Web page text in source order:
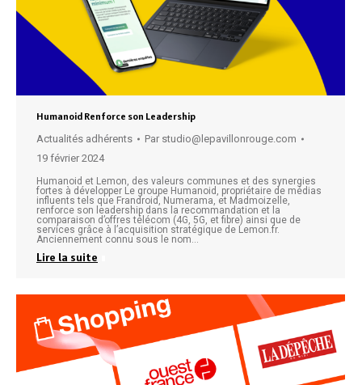
Humanoid Renforce son Leadership
Actualités adhérents Par studio@lepavillonrouge.com
19 février 2024
Humanoid et Lemon, des valeurs communes et des synergies
fortes à développer Le groupe Humanoid, propriétaire de médias
influents tels que Frandroid, Numerama, et Madmoizelle,
renforce son leadership dans la recommandation et la
comparaison d’offres télécom (4G, 5G, et fibre) ainsi que de
services grâce à l’acquisition stratégique de Lemon.fr.
Anciennement connu sous le nom…
Lire la suite